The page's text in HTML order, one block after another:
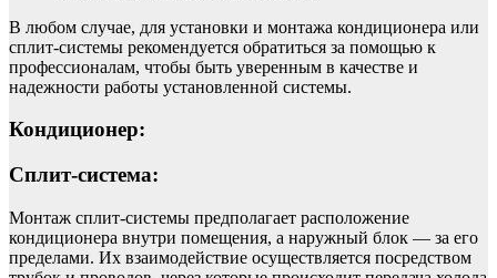
В любом случае, для установки и монтажа кондиционера или
сплит-системы рекомендуется обратиться за помощью к
профессионалам, чтобы быть уверенным в качестве и
надежности работы установленной системы.
Кондиционер:
Сплит-система:
Монтаж сплит-системы предполагает расположение
кондиционера внутри помещения, а наружный блок — за его
пределами. Их взаимодействие осуществляется посредством